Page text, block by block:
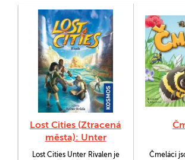
Lost Cities (Ztracená
města): Unter
Rivalen (Rivalové)
Lost Cities Unter Rivalen je
Čmeláci